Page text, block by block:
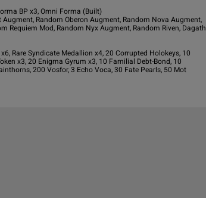
BP x3, Omni Forma (Built)
Random Oberon Augment, Random Nova Augment,
Requiem Mod, Random Nyx Augment, Random Riven, Dagath
Rare Syndicate Medallion x4, 20 Corrupted Holokeys, 10
x3, 20 Enigma Gyrum x3, 10 Familial Debt-Bond, 10
200 Vosfor, 3 Echo Voca, 30 Fate Pearls, 50 Mot